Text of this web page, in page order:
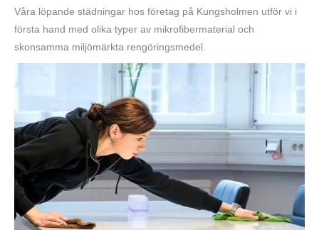
Våra löpande städningar hos företag på Kungsholmen utför vi i
första hand med olika typer av mikrofibermaterial och
skonsamma miljömärkta rengöringsmedel.